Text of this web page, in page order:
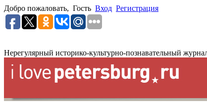
Добро пожаловать, Гость Вход Регистрация
Нерегулярный историко-культурно-познавательный